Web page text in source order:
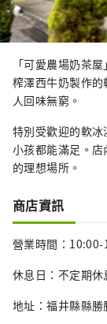
「可愛農場奶茶
榨澤西牛奶製作
人回味無窮。
特別受歡迎的軟
小孩都能滿足。
的理想場所。
商店資訊
營業時間：10:00-
休息日：不定期休
地址：福井縣縣